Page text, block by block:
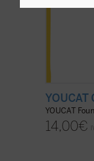
YOUCAT
YOUCAT
14,00€